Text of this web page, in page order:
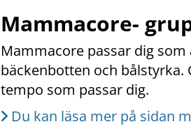
Mammacore-
Mammacore passar dig
bäckenbotten och bålstyrka.
tempo som passar dig.
Du kan läsa mer på sidan